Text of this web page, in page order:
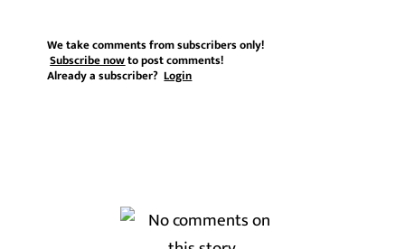
We take comments from subscribers only!
Subscribe nowto post comments!
Already a subscriber?Login